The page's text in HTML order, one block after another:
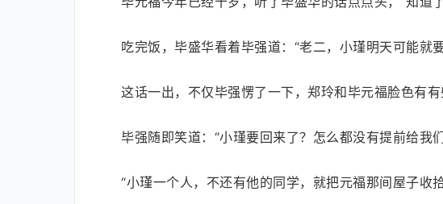
吃完饭，毕盛华看着毕强道：“老二，小瑾明天可能就
这话一出，不仅毕强愣了一下，郑玲和毕元福脸色有有
毕强随即笑道：“小瑾要回来了？怎么都没有提前给我
“小瑾一个人，不还有他的同学，就把元福那间屋子收